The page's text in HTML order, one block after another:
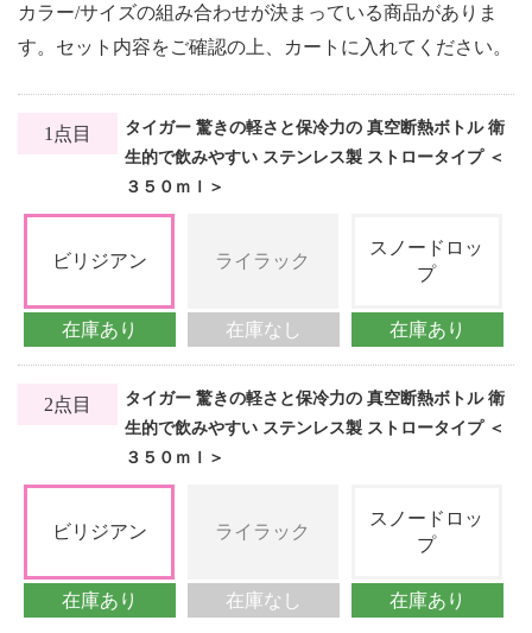
カラー/サイズの組み合わせが決まっている商品がありま
す。セット内容をご確認の上、カートに入れてください。
1点目
タイガー 驚きの軽さと保冷力の 真空断熱ボトル 衛
生的で飲みやすい ステンレス製 ストロータイプ ＜
３５０ｍｌ＞
ビリジアン
在庫あり
ライラック
在庫なし
スノードロッ
プ
在庫あり
2点目
タイガー 驚きの軽さと保冷力の 真空断熱ボトル 衛
生的で飲みやすい ステンレス製 ストロータイプ ＜
３５０ｍｌ＞
ビリジアン
在庫あり
ライラック
在庫なし
スノードロッ
プ
在庫あり